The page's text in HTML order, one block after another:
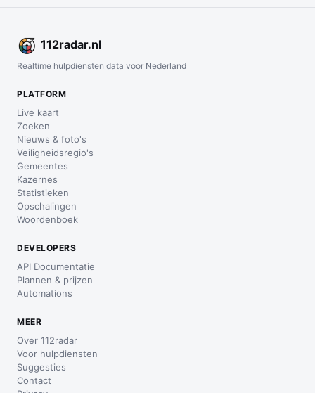
112radar.nl
Realtime hulpdiensten data voor Nederland
PLATFORM
Live kaart
Zoeken
Nieuws & foto's
Veiligheidsregio's
Gemeentes
Kazernes
Statistieken
Opschalingen
Woordenboek
DEVELOPERS
API Documentatie
Plannen & prijzen
Automations
MEER
Over 112radar
Voor hulpdiensten
Suggesties
Contact